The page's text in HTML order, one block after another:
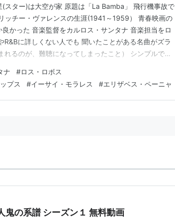
ニー・ピクチャーズエンタテインメント
グ (5件) を見る
ソニー・ピクチャーズエンタテインメント
スター)は大空が家 原題は「La Bamba」 飛行機事故で
ッチー・ヴァレンスの生涯(1941～1959） 青春映画の
かった 音楽監督をカルロス・サンタナ 音楽担当をロ
R&Bに詳しくない人でも 聞いたことがある名曲がズラ
れるのが、難聴になってしまったこと） シンプルでス
、高級車に乗り 母親に恩返しすることを目指してい
ナ #ロス・ロボス
プス #イーサイ・モラレス #エリザベス・ペーニャ
鬼の系譜 シーズン１ 無料動画